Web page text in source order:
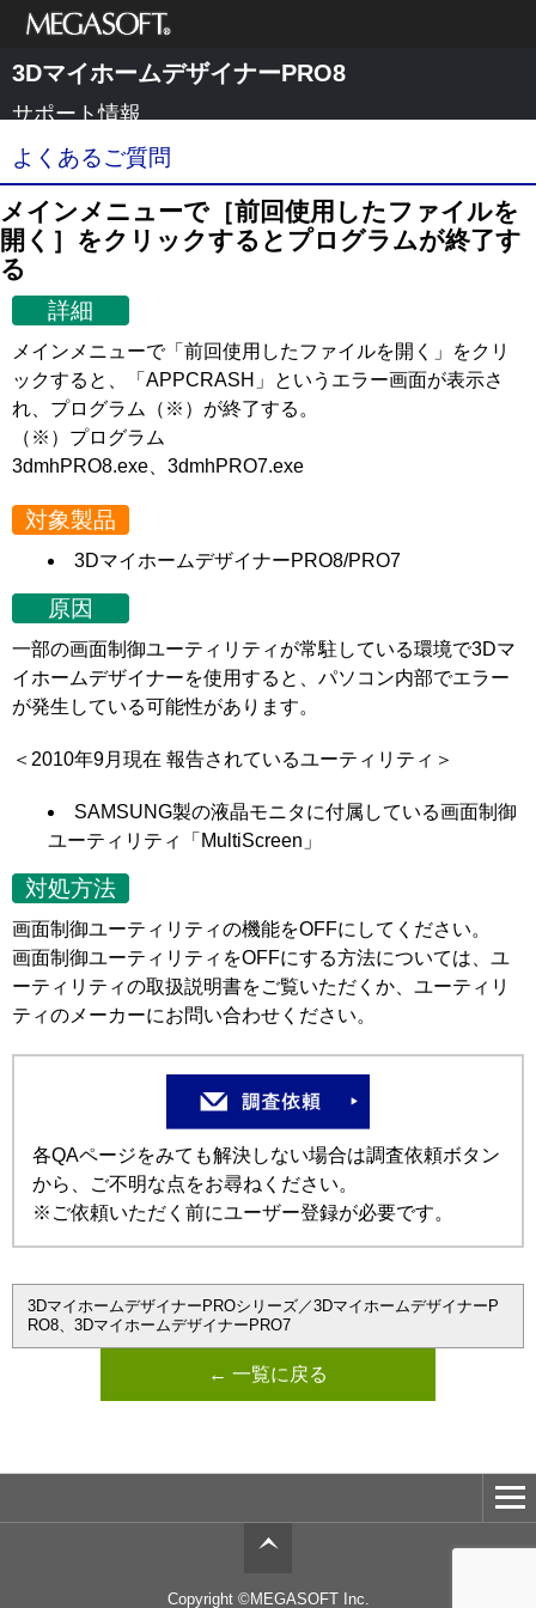
メガソフト株式
会社
3DマイホームデザイナーPRO8
サポート情報
よくあるご質問
メインメニューで［前回使用したファイルを
開く］をクリックするとプログラムが終了す
る
詳細
メインメニューで「前回使用したファイルを開く」をクリ
ックすると、「APPCRASH」というエラー画面が表示さ
れ、プログラム（※）が終了する。
（※）プログラム
3dmhPRO8.exe、3dmhPRO7.exe
対象製品
3DマイホームデザイナーPRO8/PRO7
原因
一部の画面制御ユーティリティが常駐している環境で3Dマ
イホームデザイナーを使用すると、パソコン内部でエラー
が発生している可能性があります。
＜2010年9月現在 報告されているユーティリティ＞
SAMSUNG製の液晶モニタに付属している画面制御
ユーティリティ「MultiScreen」
対処方法
画面制御ユーティリティの機能をOFFにしてください。
画面制御ユーティリティをOFFにする方法については、ユ
ーティリティの取扱説明書をご覧いただくか、ユーティリ
ティのメーカーにお問い合わせください。
各QAページをみても解決しない場合は調査依頼ボタン
から、ご不明な点をお尋ねください。
※ご依頼いただく前にユーザー登録が必要です。
3DマイホームデザイナーPROシリーズ／3DマイホームデザイナーP
RO8、3DマイホームデザイナーPRO7
← 一覧に戻る
Copyright ©MEGASOFT Inc.